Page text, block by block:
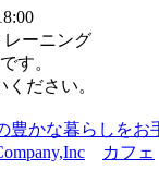
す。
ださい。
豊かな暮らしを
カフェ